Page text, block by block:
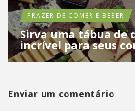
PRAZER DE COMER E BEBER
Sirva uma tábua de
incrível para seus
Enviar um comentário